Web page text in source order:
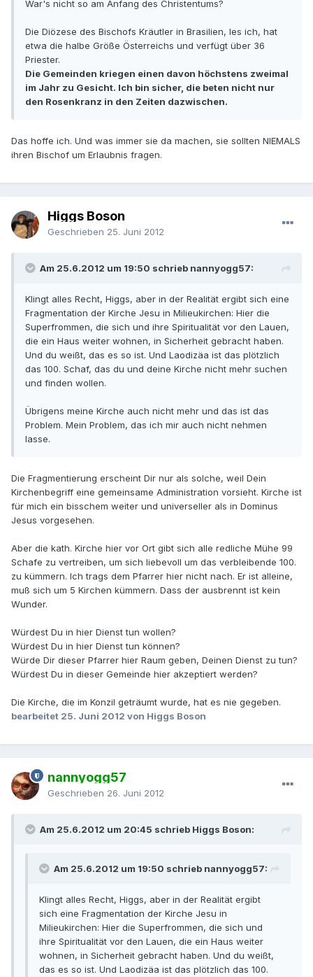
War's nicht so am Anfang des Christentums?
Die Diözese des Bischofs Kräutler in Brasilien, les ich, hat
etwa die halbe Größe Österreichs und verfügt über 36
Priester.
Die Gemeinden kriegen einen davon höchstens zweimal
im Jahr zu Gesicht. Ich bin sicher, die beten nicht nur
den Rosenkranz in den Zeiten dazwischen.
Das hoffe ich. Und was immer sie da machen, sie sollten NIEMALS
ihren Bischof um Erlaubnis fragen.
Higgs Boson
Geschrieben 25. Juni 2012
Am 25.6.2012 um 19:50 schrieb nannyogg57:
Klingt alles Recht, Higgs, aber in der Realität ergibt sich eine
Fragmentation der Kirche Jesu in Milieukirchen: Hier die
Superfrommen, die sich und ihre Spiritualität vor den Lauen,
die ein Haus weiter wohnen, in Sicherheit gebracht haben.
Und du weißt, das es so ist. Und Laodizäa ist das plötzlich
das 100. Schaf, das du und deine Kirche nicht mehr suchen
und finden wollen.
Übrigens meine Kirche auch nicht mehr und das ist das
Problem. Mein Problem, das ich mir auch nicht nehmen
lasse.
Die Fragmentierung erscheint Dir nur als solche, weil Dein
Kirchenbegriff eine gemeinsame Administration vorsieht. Kirche ist
für mich ein bisschem weiter und universeller als in Dominus
Jesus vorgesehen.
Aber die kath. Kirche hier vor Ort gibt sich alle redliche Mühe 99
Schafe zu vertreiben, um sich liebevoll um das verbleibende 100.
zu kümmern. Ich trags dem Pfarrer hier nicht nach. Er ist alleine,
muß sich um 5 Kirchen kümmern. Dass der ausbrennt ist kein
Wunder.
Würdest Du in hier Dienst tun wollen?
Würdest Du in hier Dienst tun können?
Würde Dir dieser Pfarrer hier Raum geben, Deinen Dienst zu tun?
Würdest Du in dieser Gemeinde hier akzeptiert werden?
Die Kirche, die im Konzil geträumt wurde, hat es nie gegeben.
bearbeitet 25. Juni 2012 von Higgs Boson
nannyogg57
Geschrieben 26. Juni 2012
Am 25.6.2012 um 20:45 schrieb Higgs Boson:
Am 25.6.2012 um 19:50 schrieb nannyogg57:
Klingt alles Recht, Higgs, aber in der Realität ergibt
sich eine Fragmentation der Kirche Jesu in
Milieukirchen: Hier die Superfrommen, die sich und
ihre Spiritualität vor den Lauen, die ein Haus weiter
wohnen, in Sicherheit gebracht haben. Und du weißt,
das es so ist. Und Laodizäa ist das plötzlich das 100.